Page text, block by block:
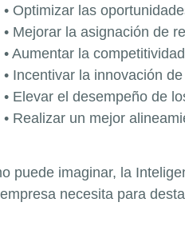
• Optimizar las
• Mejorar la asignación de
• Aumentar la
• Incentivar la innovación
• Elevar el desempeño de
• Realizar un mejor
puede imaginar, la
necesita para